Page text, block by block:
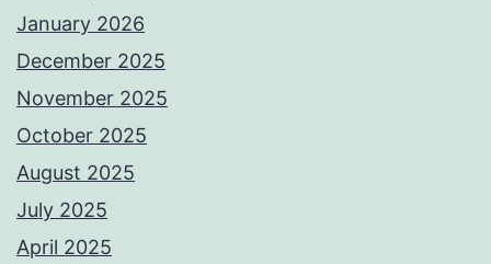
January 2026
December 2025
November 2025
October 2025
August 2025
July 2025
April 2025